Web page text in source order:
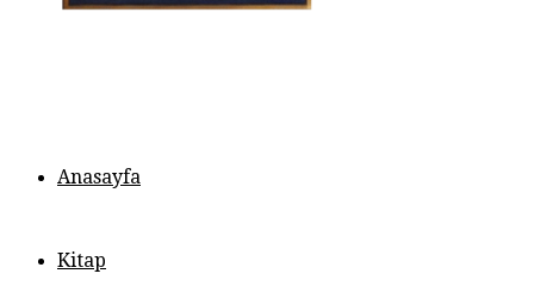
Anasayfa
Kitap